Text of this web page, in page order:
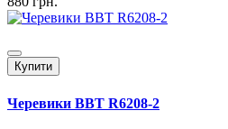
Купити
Черевики BBT R6208-2